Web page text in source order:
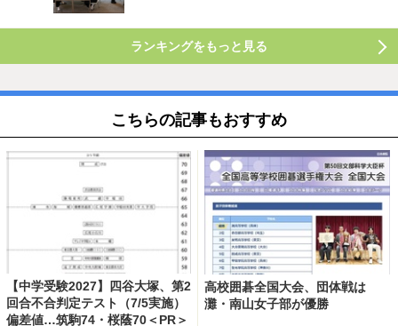
ランキングをもっと見る
こちらの記事もおすすめ
【中学受験2027】四谷大塚、第2
回合不合判定テスト（7/5実施）
偏差値…筑駒74・桜蔭70＜PR＞
高校囲碁全国大会、団体戦は
灘・南山女子部が優勝